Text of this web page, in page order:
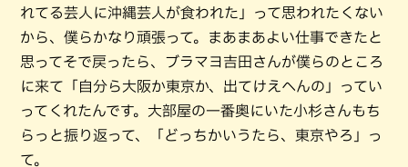
れてる芸人に沖縄芸人が食われた」って思われたくない
から、僕らかなり頑張って。まあまあよい仕事できたと
思ってそで戻ったら、ブラマヨ吉田さんが僕らのところ
に来て「自分ら大阪か東京か、出てけえへんの」ってい
ってくれたんです。大部屋の一番奥にいた小杉さんもち
らっと振り返って、「どっちかいうたら、東京やろ」っ
て。